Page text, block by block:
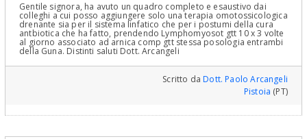
Gentile signora, ha avuto un quadro completo e esaustivo dai
colleghi a cui posso aggiungere solo una terapia omotossicologica
drenante sia per il sistema linfatico che per i postumi della cura
antbiotica che ha fatto, prendendo Lymphomyosot gtt 10 x 3 volte
al giorno associato ad arnica comp gtt stessa posologia entrambi
della Guna. Distinti saluti Dott. Arcangeli
Scritto daDott. Paolo Arcangeli
Pistoia (PT)